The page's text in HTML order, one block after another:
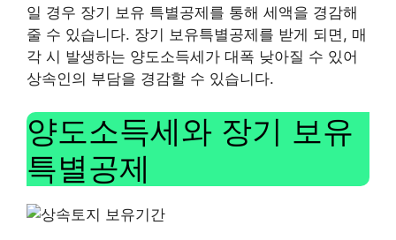
일 경우 장기 보유 특별공제를 통해 세액을 경감해
줄 수 있습니다. 장기 보유특별공제를 받게 되면, 매
각 시 발생하는 양도소득세가 대폭 낮아질 수 있어
상속인의 부담을 경감할 수 있습니다.
양도소득세와 장기 보유
특별공제